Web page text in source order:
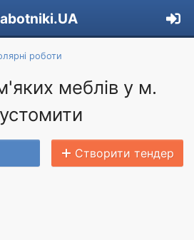
роботи
меблів у м.
Створити тендер